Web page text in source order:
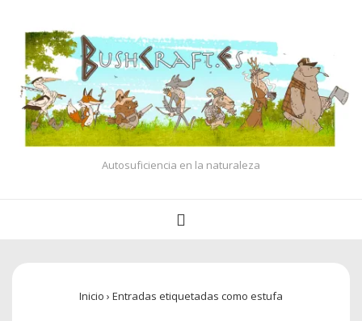
Saltar
contenido
principal
Autosuficiencia en la naturaleza
Inicio › Entradas etiquetadas como estufa